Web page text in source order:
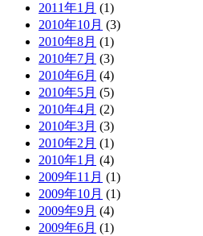
2011年1月 (1)
2010年10月 (3)
2010年8月 (1)
2010年7月 (3)
2010年6月 (4)
2010年5月 (5)
2010年4月 (2)
2010年3月 (3)
2010年2月 (1)
2010年1月 (4)
2009年11月 (1)
2009年10月 (1)
2009年9月 (4)
2009年6月 (1)